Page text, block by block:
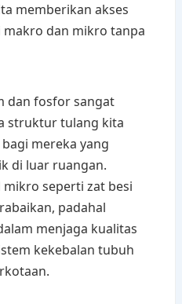
memberikan akses
makro dan mikro tanpa
dan fosfor sangat
struktur tulang kita
mereka yang
di luar ruangan.
seperti zat besi
padahal
menjaga kualitas
kekebalan tubuh